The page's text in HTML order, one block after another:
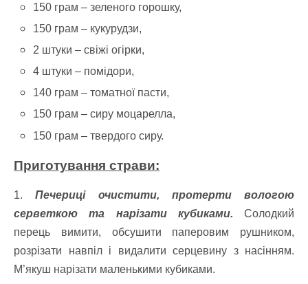
150 грам – зеленого горошку,
150 грам – кукурудзи,
2 штуки – свіжі огірки,
4 штуки – помідори,
140 грам – томатної пасти,
150 грам – сиру моцарелла,
150 грам – твердого сиру.
Приготування страви:
1.Печериці очистити, протерти вологою
серветкою та нарізати кубиками. Солодкий
перець вимити, обсушити паперовим рушником,
розрізати навпіл і видалити серцевину з насінням.
М’якуш нарізати маленькими кубиками.